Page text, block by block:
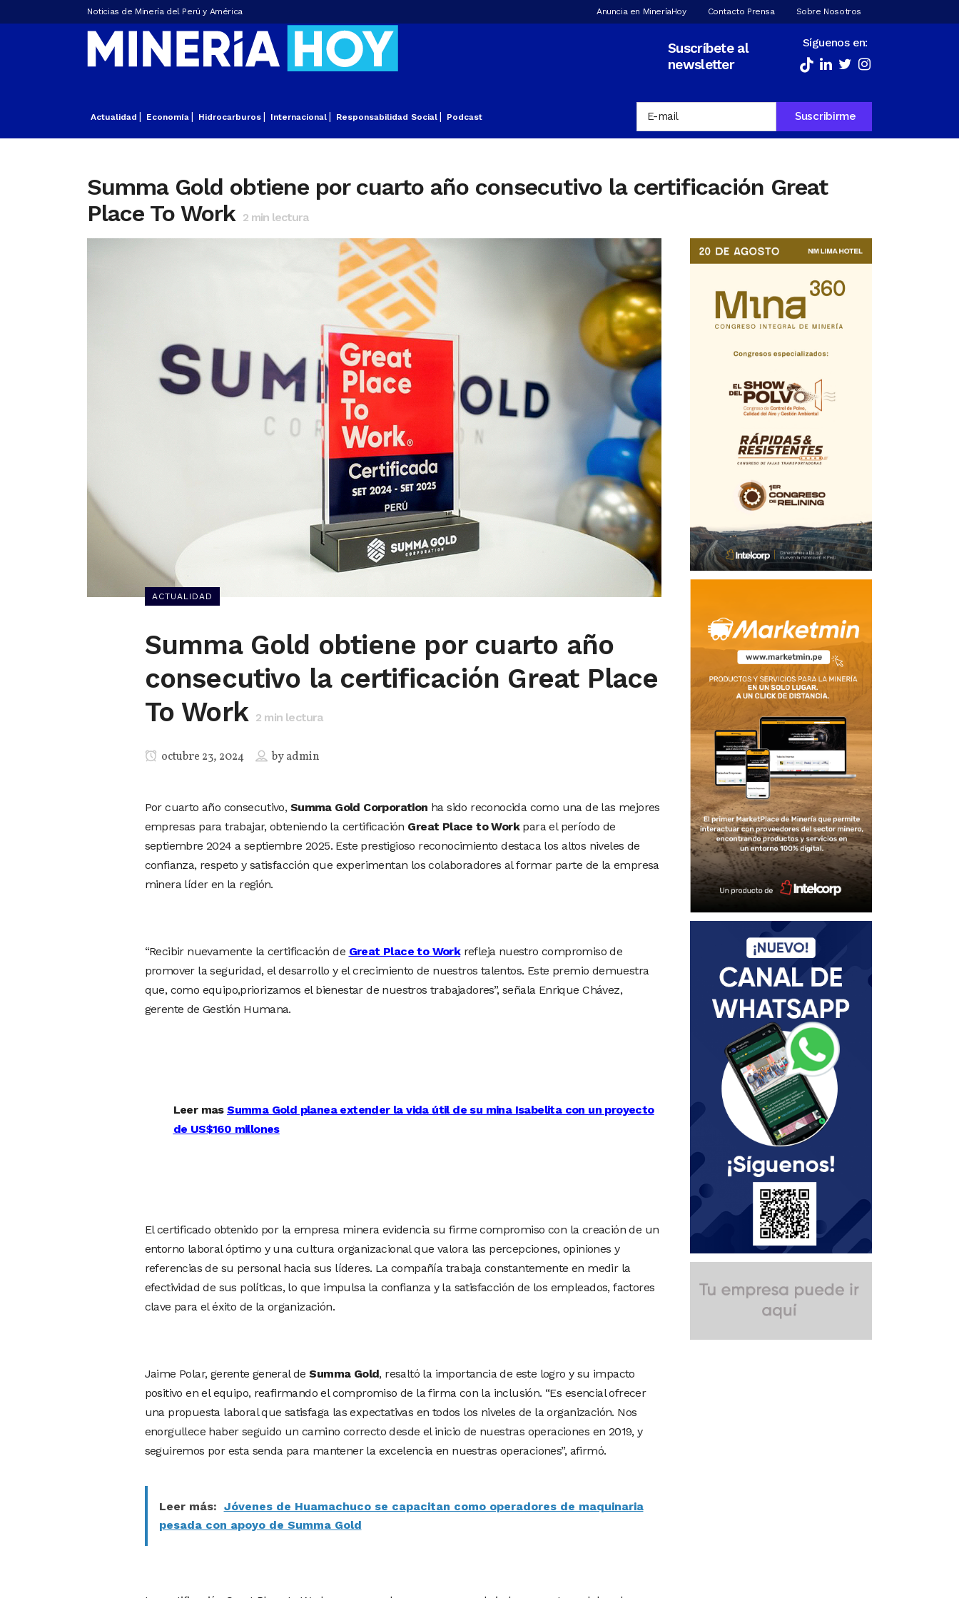
Noticias de Minería del Perú y América Anuncia en MineríaHoy Contacto Prensa Sobre Nosotros
Suscríbete al
newsletter
Síguenos en:
Actualidad Economía Hidrocarburos Internacional Responsabilidad Social Podcast
Summa Gold obtiene por cuarto año consecutivo la certificación Great
Place To Work 2 min lectura
ACTUALIDAD
Summa Gold obtiene por cuarto año
consecutivo la certificación Great Place
To Work 2 min lectura
octubre 23, 2024 byadmin
Por cuarto año consecutivo, Summa Gold Corporation ha sido reconocida como una de las mejores
empresas para trabajar, obteniendo la certificación Great Place to Workpara el período de
septiembre 2024 a septiembre 2025. Este prestigioso reconocimiento destaca los altos niveles de
confianza, respeto y satisfacción que experimentan los colaboradores al formar parte de la empresa
minera líder en la región.
“Recibir nuevamente la certificación de Great Place to Workrefleja nuestro compromiso de
promover la seguridad, el desarrollo y el crecimiento de nuestros talentos. Este premio demuestra
que, como equipo,priorizamos el bienestar de nuestros trabajadores”, señala Enrique Chávez,
gerente de Gestión Humana.
Leer masSumma Gold planea extender la vida útil de su mina Isabelita con un proyecto
de US$160 millones
El certificado obtenido por la empresa minera evidencia su firme compromiso con la creación de un
entorno laboral óptimo y una cultura organizacional que valora las percepciones, opiniones y
referencias de su personal hacia sus líderes. La compañía trabaja constantemente en medir la
efectividad de sus políticas, lo que impulsa la confianza y la satisfacción de los empleados, factores
clave para el éxito de la organización.
Jaime Polar, gerente general deSumma Gold, resaltó la importancia de este logro y su impacto
positivo en el equipo, reafirmando el compromiso de la firma con la inclusión. “Es esencial ofrecer
una propuesta laboral que satisfaga las expectativas en todos los niveles de la organización. Nos
enorgullece haber seguido un camino correcto desde el inicio de nuestras operaciones en 2019, y
seguiremos por esta senda para mantener la excelencia en nuestras operaciones”, afirmó.
Leer más: Jóvenes de Huamachuco se capacitan como operadores de maquinaria
pesada con apoyo de Summa Gold